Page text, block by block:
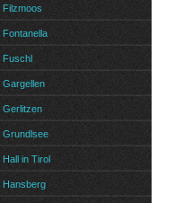
Filzmoos
Fontanella
Fuschl
Gargellen
Gerlitzen
Grundlsee
Hall in Tirol
Hansberg